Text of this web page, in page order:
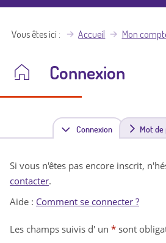
Vous êtes ici Accueil Mon
Connexion
Connexion(
n
Mot de
Si vous n'êtes pas encore inscrit,
contacter.
Aide : Comment se connecter ?
Les champs suivis d' un * sont